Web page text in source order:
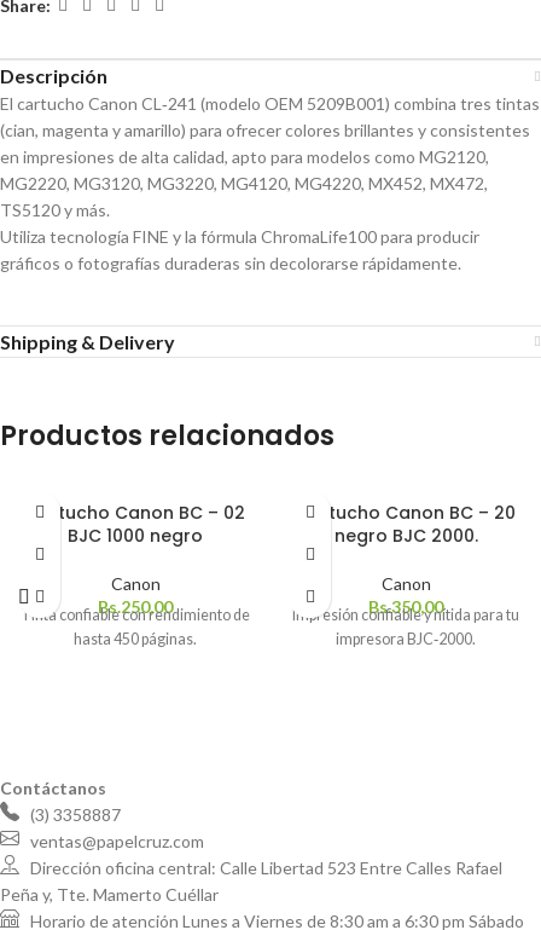
Share:
Descripción
El cartucho Canon CL‑241 (modelo OEM 5209B001) combina tres tintas
(cian, magenta y amarillo) para ofrecer colores brillantes y consistentes
en impresiones de alta calidad, apto para modelos como MG2120,
MG2220, MG3120, MG3220, MG4120, MG4220, MX452, MX472,
TS5120 y más.
Utiliza tecnología FINE y la fórmula ChromaLife100 para producir
gráficos o fotografías duraderas sin decolorarse rápidamente.
Shipping & Delivery
Productos relacionados
Cartucho Canon BC – 02
BJC 1000 negro
Canon
Bs.250,00
Tinta confiable con rendimiento de
hasta 450 páginas.
Cartucho Canon BC – 20
negro BJC 2000.
Canon
Bs.350,00
Impresión confiable y nítida para tu
impresora BJC‑2000.
Contáctanos
(3) 3358887
ventas@papelcruz.com
Dirección oficina central: Calle Libertad 523 Entre Calles Rafael
Peña y, Tte. Mamerto Cuéllar
Horario de atención Lunes a Viernes de 8:30 am a 6:30 pm Sábado